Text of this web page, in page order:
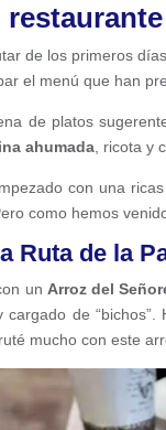
de los primeros
el menú que han
de platos
ahumada , ricota y
con una
como hemos
Ruta de la
un Arroz del
de
mucho con este